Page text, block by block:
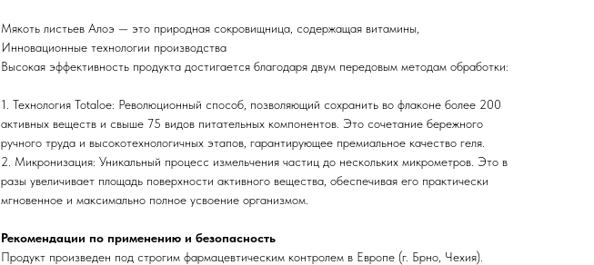
Мякоть листьев Алоэ — это природная сокровищница, содержащая витамины,
Инновационные технологии производства
Высокая эффективность продукта достигается благодаря двум передовым методам обработки:
1. Технология Totaloe: Революционный способ, позволяющий сохранить во флаконе более 200
активных веществ и свыше 75 видов питательных компонентов. Это сочетание бережного
ручного труда и высокотехнологичных этапов, гарантирующее премиальное качество геля.
2. Микронизация: Уникальный процесс измельчения частиц до нескольких микрометров. Это в
разы увеличивает площадь поверхности активного вещества, обеспечивая его практически
мгновенное и максимально полное усвоение организмом.
Рекомендации по применению и безопасность
Продукт произведен под строгим фармацевтическим контролем в Европе (г. Брно, Чехия).